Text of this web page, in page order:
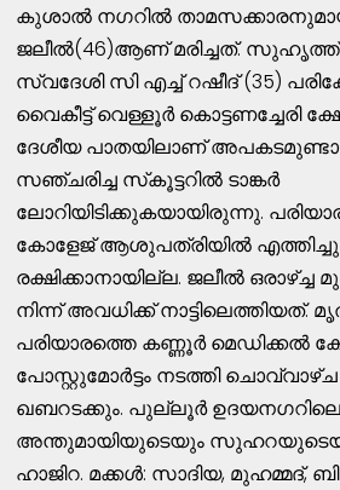
കുശാല്‍ നഗറില്‍
ജലീല്‍(46)ആണ് മരിച്ചത്. സുഹൃത്ത്
സ്വദേശി സി എച്ച് റഷീദ് (35)
വൈകീട്ട് വെള്ളൂര്‍ കൊട്ടണച്ചേരി
ദേശീയ പാതയിലാണ്
സഞ്ചരിച്ച സ്‌കൂട്ടറില്‍ ടാങ്കര്‍
ലോറിയിടിക്കുകയായിരുന്നു.
കോളേജ് ആശുപത്രിയില്‍
രക്ഷിക്കാനായില്ല. ജലീല്‍
നിന്ന് അവധിക്ക് നാട്ടിലെത്തിയത്.
പരിയാരത്തെ കണ്ണൂര്‍ മെഡിക്കല്‍
പോസ്റ്റുമോര്‍ട്ടം നടത്തി
ഖബറടക്കും. പുല്ലൂര്‍ ഉദയനഗറിലെ
അന്തുമായിയുടെയും
ഹാജിറ. മക്കള്‍: സാദിയ, മുഹമ്മദ്,